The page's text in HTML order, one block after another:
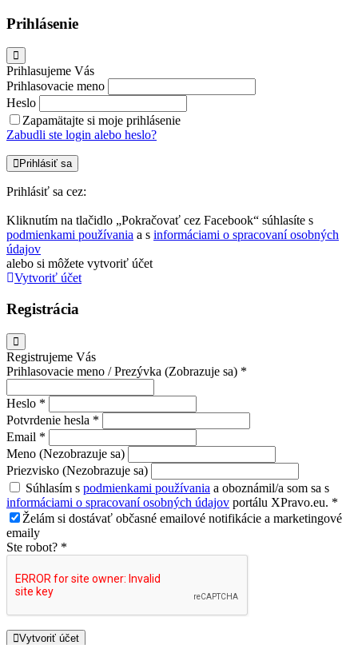
Prihlásenie
Prihlasujeme Vás
Prihlasovacie meno
Heslo
Zapamätajte si moje prihlásenie
Zabudli ste login alebo heslo?
Prihlásiť sa
Prihlásiť sa cez:
Kliknutím na tlačidlo „Pokračovať cez Facebook“ súhlasíte s
podmienkami používania a s informáciami o spracovaní osobných
údajov
alebo si môžete vytvoriť účet
Vytvoriť účet
Registrácia
Registrujeme Vás
Prihlasovacie meno / Prezývka (Zobrazuje sa) *
Heslo *
Potvrdenie hesla *
Email *
Meno (Nezobrazuje sa)
Priezvisko (Nezobrazuje sa)
Súhlasím s podmienkami používania a oboznámil/a som sa s
informáciami o spracovaní osobných údajov portálu XPravo.eu. *
Želám si dostávať občasné emailové notifikácie a marketingové
emaily
Ste robot? *
Vytvoriť účet